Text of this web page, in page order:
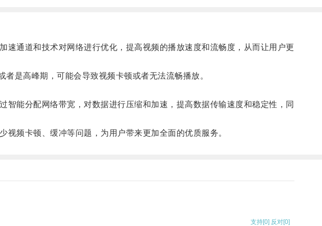
通道和技术对网络进行优化，提高视频的播放速度和流畅度，从而让用户更
是高峰期，可能会导致视频卡顿或者无法流畅播放。
能分配网络带宽，对数据进行压缩和加速，提高数据传输速度和稳定性，同
频卡顿、缓冲等问题，为用户带来更加全面的优质服务。
支持[0] 反对[0]